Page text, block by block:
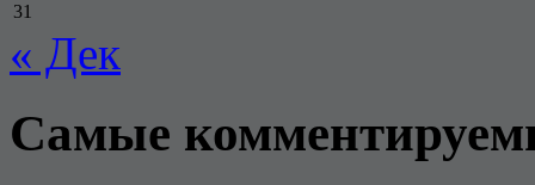
31
« Дек
Самые